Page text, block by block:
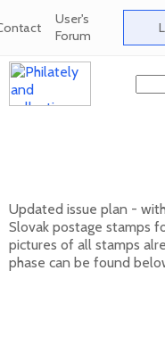
User's
Forum
Updated issue plan -
Slovak postage stamps
pictures of all stamps
phase can be found